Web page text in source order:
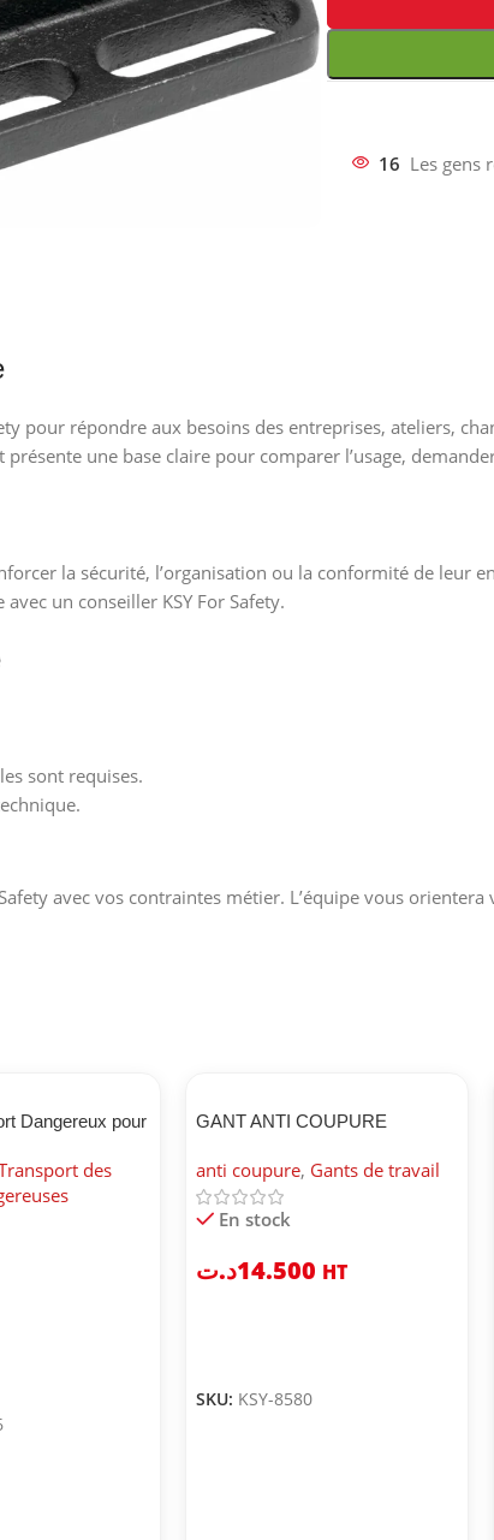
16 Les gens
pour répondre aux besoins des entreprises, ateliers,
une base claire pour comparer l’usage,
la sécurité, l’organisation ou la conformité de leur
un conseiller KSY For Safety.
sont requises.
avec vos contraintes métier. L’équipe vous
Dangereux pour
des
GANT ANTI COUPURE
anti coupure, Gants de travail
En stock
14.500د.ت HT
SKU: KSY-8580